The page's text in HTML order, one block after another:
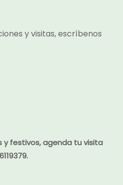
y visitas, escríbenos
y festivos, agenda tu visita